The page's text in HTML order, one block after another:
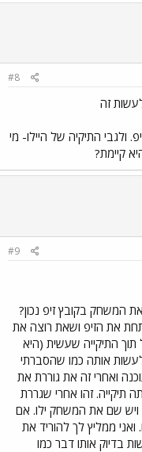
#8
זה
ולגבי התיקיה של היילו- מי
קיימת?
#9
המשחק בקובץ זיפ נכון?
את הזיפ ושאת רוצה את
התיקייה שעשית (היא
אותה כמו שהסברתי
ואחרי זה את גוררת את
תיקייה. זהו אחרי שגררת
את פותחת את ה-SMYGB ויש שם את המשחק ילו. אם
ואני ממליץ לך להוריד את
בדיוק אותו דבר כמו